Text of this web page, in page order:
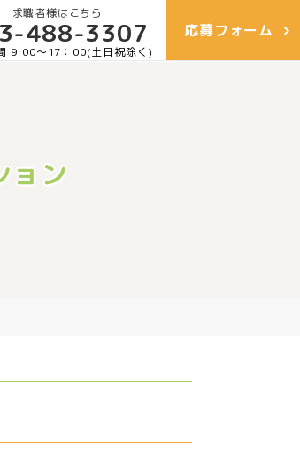
求職者様はこちら
488-3307
9:00〜17：00(土日祝除く)
応募フォーム
ョン